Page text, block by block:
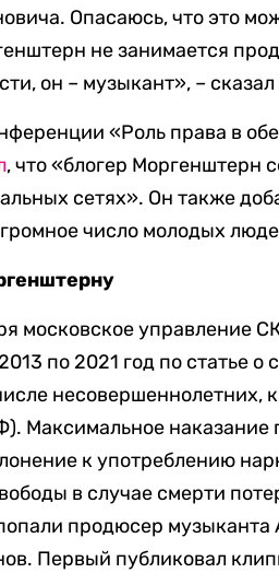
Опасаюсь, что это
не занимается
он – музыкант», –
«Роль права в
, что «блогер Моргенштерн
сетях». Он также
число молодых
московское управление
по 2021 год по статье о
несовершеннолетних,
Максимальное наказание
к употреблению
в случае смерти
продюсер
Первый публиковал